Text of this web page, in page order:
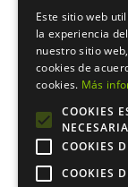
Este sitio web
la experiencia
nuestro sitio
cookies de
cookies. Más
COOKIES
COOKIES
COOKIES